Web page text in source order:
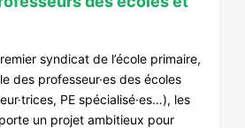
syndicat de l’école primaire,
des professeur·es des écoles
PE spécialisé·es…), les
un projet ambitieux pour